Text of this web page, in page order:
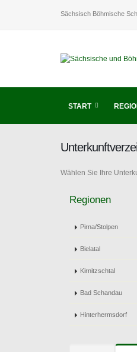
Sächsisch Böhmische
START
Wählen Sie Ihre
Regionen
Pirna/Stolpen
Bielatal
Kirnitzschtal
Bad Schandau
Hinterhermsdorf